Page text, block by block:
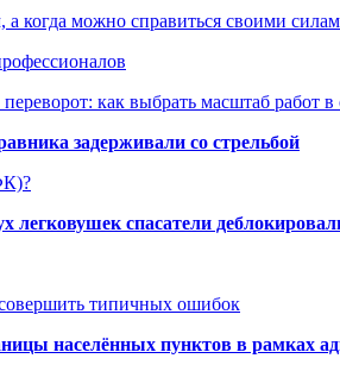
а когда можно справиться своими
как выбрать масштаб работ в
задерживали со стрельбой
легковушек спасатели
типичных ошибок
населённых пунктов в рамках